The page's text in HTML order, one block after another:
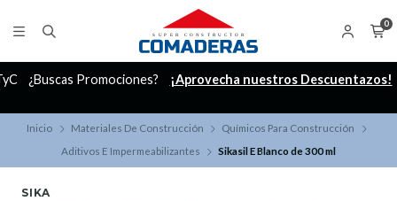
0
¿Buscas Promociones? ¡Aprovecha nuestros Descuentazos!
Inicio Materiales De Construcción
Químicos Para Construcción
Aditivos E Impermeabilizantes
Sikasil E Blanco de 300 ml
SIKA